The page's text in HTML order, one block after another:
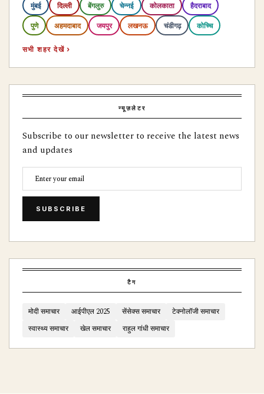
मुंबई दिल्ली बेंगलुरु चेन्नई कोलकाता हैदराबाद
पुणे अहमदाबाद जयपुर लखनऊ चंडीगढ़ कोच्चि
सभी शहर देखें ›
न्यूज़लेटर
Subscribe to our newsletter to receive the latest news
and updates
SUBSCRIBE
टैग
मोदी समाचार आईपीएल 2025 सेंसेक्स समाचार
टेक्नोलॉजी समाचार
स्वास्थ्य समाचार
खेल समाचार राहुल गांधी समाचार